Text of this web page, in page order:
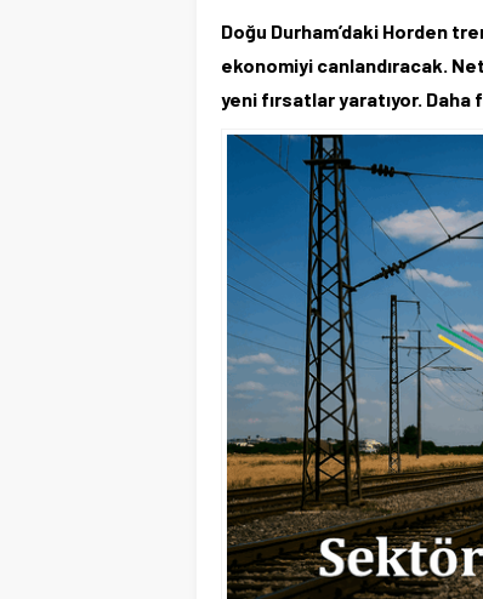
Doğu Durham’daki Horden
ekonomiyi canlandıracak.
yeni fırsatlar yaratıyor. Daha